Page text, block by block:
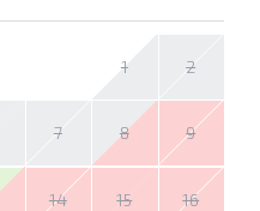
1 2
7 8 9
14 15 16